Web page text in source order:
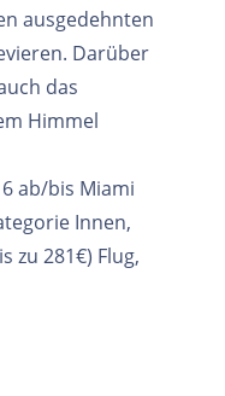
ausgedehnten
Darüber
das
Himmel
ab/bis Miami
Innen,
zu 281€) Flug,